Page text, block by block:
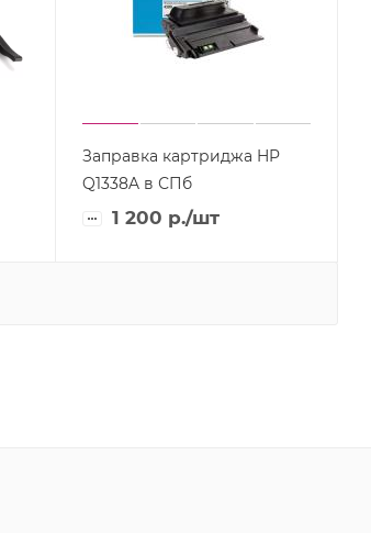
Заправка картриджа HP
Q1338A в СПб
1 200 р./шт